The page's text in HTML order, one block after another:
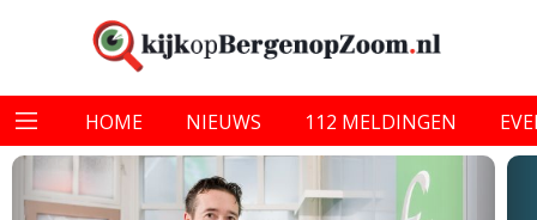
HOME NIEUWS 112 MELDINGEN